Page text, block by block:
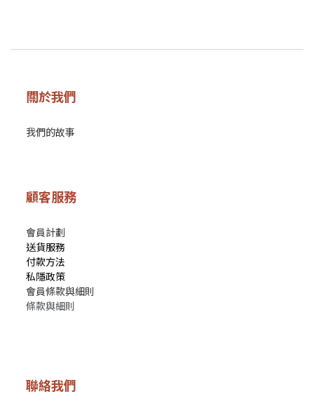
關於我們
我們的故事
顧客服務
會員計劃
送貨服務
付款方法
私隱政策
會員條款與細則
條款與細則
聯絡我們